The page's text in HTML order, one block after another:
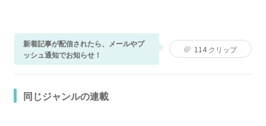
新着記事が配信されたら、メールやプ
ッシュ通知でお知らせ！
114 クリップ
同じジャンルの連載